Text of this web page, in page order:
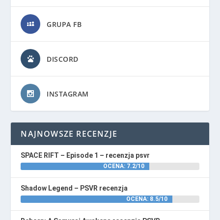
GRUPA FB
DISCORD
INSTAGRAM
NAJNOWSZE RECENZJE
SPACE RIFT – Episode 1 – recenzja psvr
OCENA: 7.2/10
Shadow Legend – PSVR recenzja
OCENA: 8.5/10